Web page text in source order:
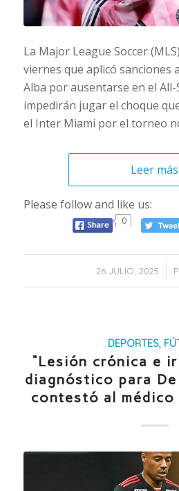
La Major League Soccer
viernes que aplicó sanciones
Alba por ausentarse en el All-
impedirán jugar el choque
el Inter Miami por el torneo
Leer más
Please follow and like us:
0
26 JULIO, 2025
/
DEPORTES,
“Lesión crónica e
diagnóstico para
contestó al